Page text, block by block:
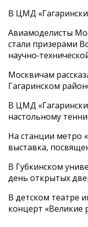
В ЦМД
Авиамоделисты
стали призерами
Москвичам
Гагаринском
В ЦМД
настольному
На станции метро
выставка,
В Губкинском
день открытых
В детском театре
концерт «Великие